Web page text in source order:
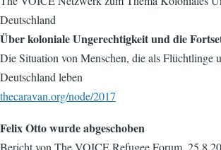
Deutschland
Über koloniale Ungerechtigkeit und die
Die Situation von Menschen, die als Flüchtlinge
Deutschland leben
thecaravan.org/node/2017
Felix Otto wurde abgeschoben
Bericht von The VOICE Refugee Forum,